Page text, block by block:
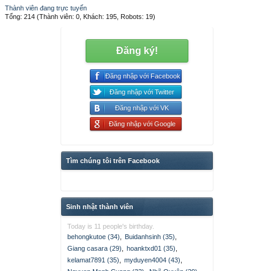
Thành viên đang trực tuyến
Tổng: 214 (Thành viên: 0, Khách: 195, Robots: 19)
Đăng ký!
Đăng nhập với Facebook
Đăng nhập với Twitter
Đăng nhập với VK
Đăng nhập với Google
Tìm chúng tôi trên Facebook
Sinh nhật thành viên
Today is 11 people's birthday.
behongkutoe (34)
Buidanhsinh (35)
Giang casara (29)
hoanktxd01 (35)
kelamat7891 (35)
myduyen4004 (43)